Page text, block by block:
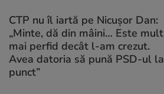
CTP nu îl iartă pe Nicușor Dan:
„Minte, dă din mâini… Este mult
mai perfid decât l-am crezut.
Avea datoria să pună PSD-ul la
punct”